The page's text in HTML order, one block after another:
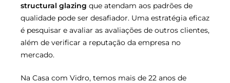
structural glazing que atendam aos padrões de
qualidade pode ser desafiador. Uma estratégia eficaz
é pesquisar e avaliar as avaliações de outros clientes,
além de verificar a reputação da empresa no
mercado.
Na Casa com Vidro, temos mais de 22 anos de